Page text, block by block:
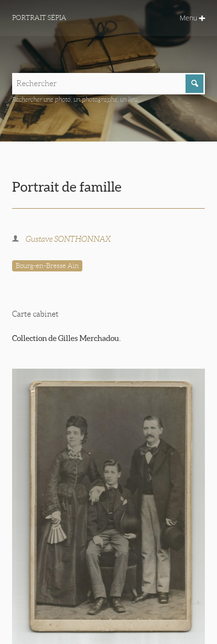
PORTRAIT SÉPIA Menu
Rechercher une photo, un photographe, un lieu...
Portrait de famille
Gustave SONTHONNAX
Bourg-en-Bresse Ain
Carte cabinet
Collection de Gilles Merchadou.